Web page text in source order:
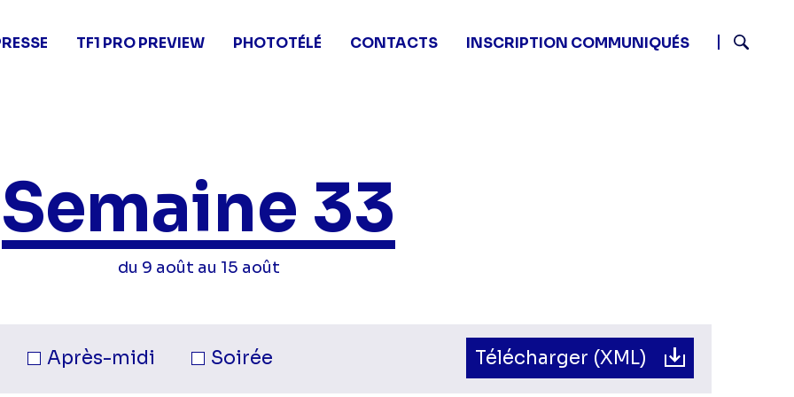
TF1 PRO PREVIEW PHOTOTÉLÉ CONTACTS
INSCRIPTION COMMUNIQUÉS
Semaine 33
du 9 août au 15 août
Après-midi Soirée Télécharger (XML)